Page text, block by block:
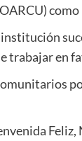
trabajar en